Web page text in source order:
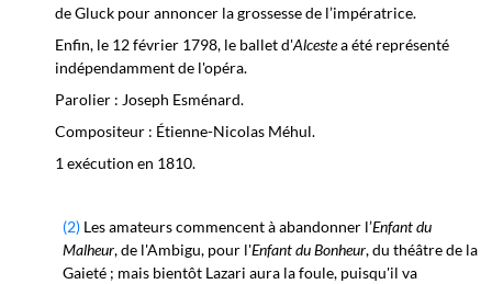
de Gluck pour annoncer la grossesse de l’impératrice.
Enfin, le 12 février 1798, le ballet d'Alcestea été représenté
indépendamment de l'opéra.
Parolier : Joseph Esménard.
Compositeur : Étienne-Nicolas Méhul.
1 exécution en 1810.
(2) Les amateurs commencent à abandonner l’Enfant du
Malheur, de l'Ambigu, pour l'Enfant du Bonheur, du théâtre de la
Gaieté ; mais bientôt Lazari aura la foule, puisqu'il va